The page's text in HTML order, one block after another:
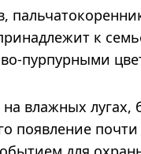
к
пурпурными
влажных лугах,
появление